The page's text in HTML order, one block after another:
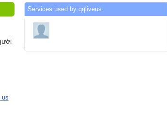
Services used by qqliveus
us